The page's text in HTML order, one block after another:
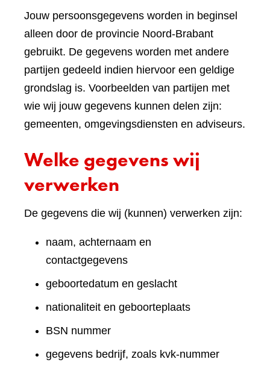
Jouw persoonsgegevens worden in beginsel
alleen door de provincie Noord-Brabant
gebruikt. De gegevens worden met andere
partijen gedeeld indien hiervoor een geldige
grondslag is. Voorbeelden van partijen met
wie wij jouw gegevens kunnen delen zijn:
gemeenten, omgevingsdiensten en adviseurs.
Welke gegevens wij
verwerken
De gegevens die wij (kunnen) verwerken zijn:
naam, achternaam en
contactgegevens
geboortedatum en geslacht
nationaliteit en geboorteplaats
BSN nummer
gegevens bedrijf, zoals kvk-nummer